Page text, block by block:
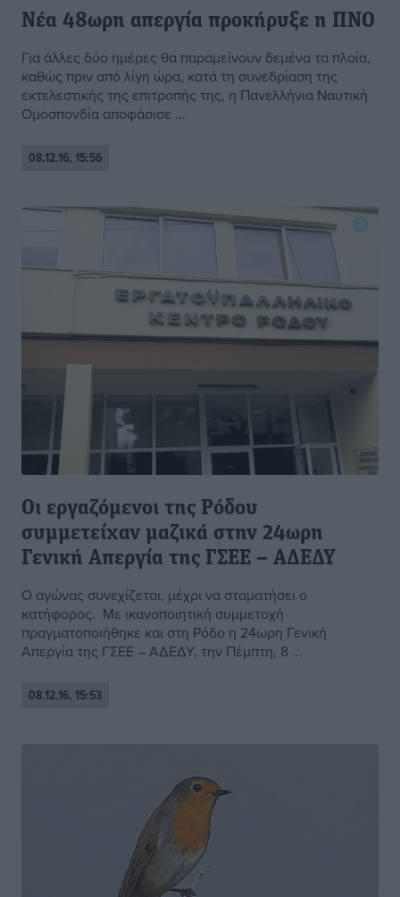
Νέα 48ωρη απεργία προκήρυξε η ΠΝΟ
Για άλλες δύο ημέρες θα παραμείνουν δεμένα τα πλοία,
καθώς πριν από λίγη ώρα, κατά τη συνεδρίαση της
εκτελεστικής της επιτροπής της, η Πανελλήνια Ναυτική
Ομοσπονδία αποφάσισε ...
08.12.16, 15:56
Οι εργαζόμενοι της Ρόδου
συμμετείχαν μαζικά στην 24ωρη
Γενική Απεργία της ΓΣΕΕ – ΑΔΕΔΥ
Ο αγώνας συνεχίζεται, μέχρι να σταματήσει ο
κατήφορος. Με ικανοποιητική συμμετοχή
πραγματοποιήθηκε και στη Ρόδο η 24ωρη Γενική
Απεργία της ΓΣΕΕ – ΑΔΕΔΥ, την Πέμπτη, 8 ...
08.12.16, 15:53